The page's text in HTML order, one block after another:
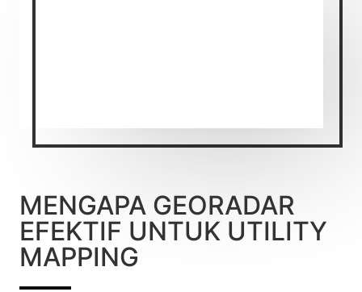
MENGAPA GEORADAR
EFEKTIF UNTUK UTILITY
MAPPING